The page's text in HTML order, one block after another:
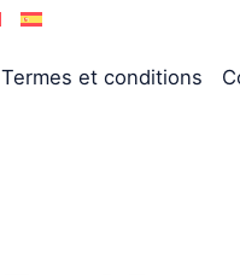
Termes et conditions